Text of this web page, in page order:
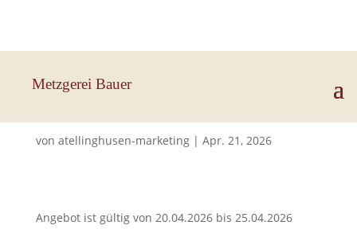
Metzgerei Bauer
von atellinghusen-marketing| Apr. 21, 2026
Angebot ist gültig von 20.04.2026 bis 25.04.2026